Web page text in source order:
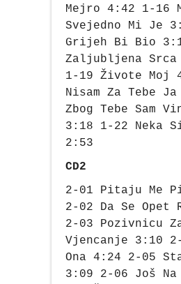
Mejro 4:42 1-16
Svejedno Mi Je
Grijeh Bi Bio
Zaljubljena Srca
1-19 Živote Moj
Nisam Za Tebe
Zbog Tebe Sam
3:18 1-22 Neka
2:53
CD2
2-01 Pitaju Me
2-02 Da Se Opet
2-03 Pozivnicu
Vjencanje 3:10
Ona 4:24 2-05
3:09 2-06 Još